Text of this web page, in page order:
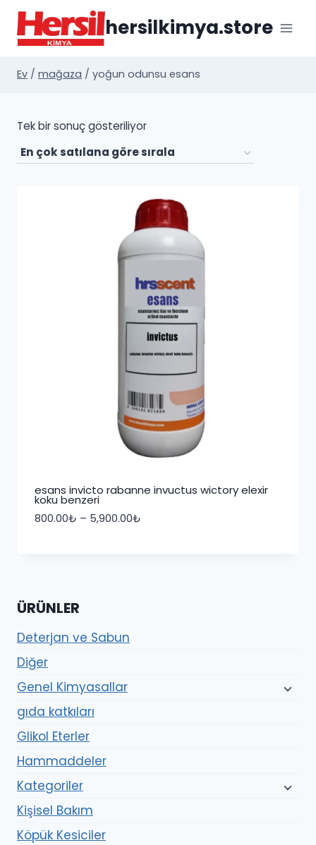
İçeriğe
geç
hersilkimya.store
Ev / mağaza / yoğun odunsu esans
Tek bir sonuç gösteriliyor
esans invicto rabanne invuctus wictory elexir
koku benzeri
800.00₺ – 5,900.00₺Fiyat
ÜRÜNLER
Deterjan ve Sabun
Diğer
Genel Kimyasallar
gıda katkıları
Glikol Eterler
Hammaddeler
Kategoriler
Kişisel Bakım
Köpük Kesiciler